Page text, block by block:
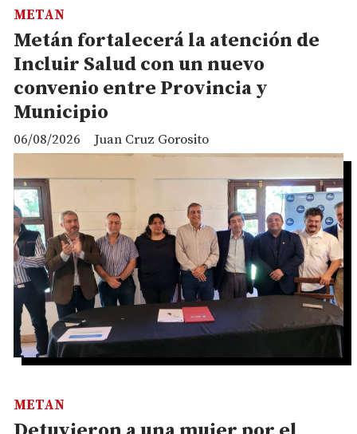
Metán fortalecerá la atención de
Incluir Salud con un nuevo
convenio entre Provincia y
Municipio
Juan Cruz Gorosito
METAN
06/08/2026
METAN